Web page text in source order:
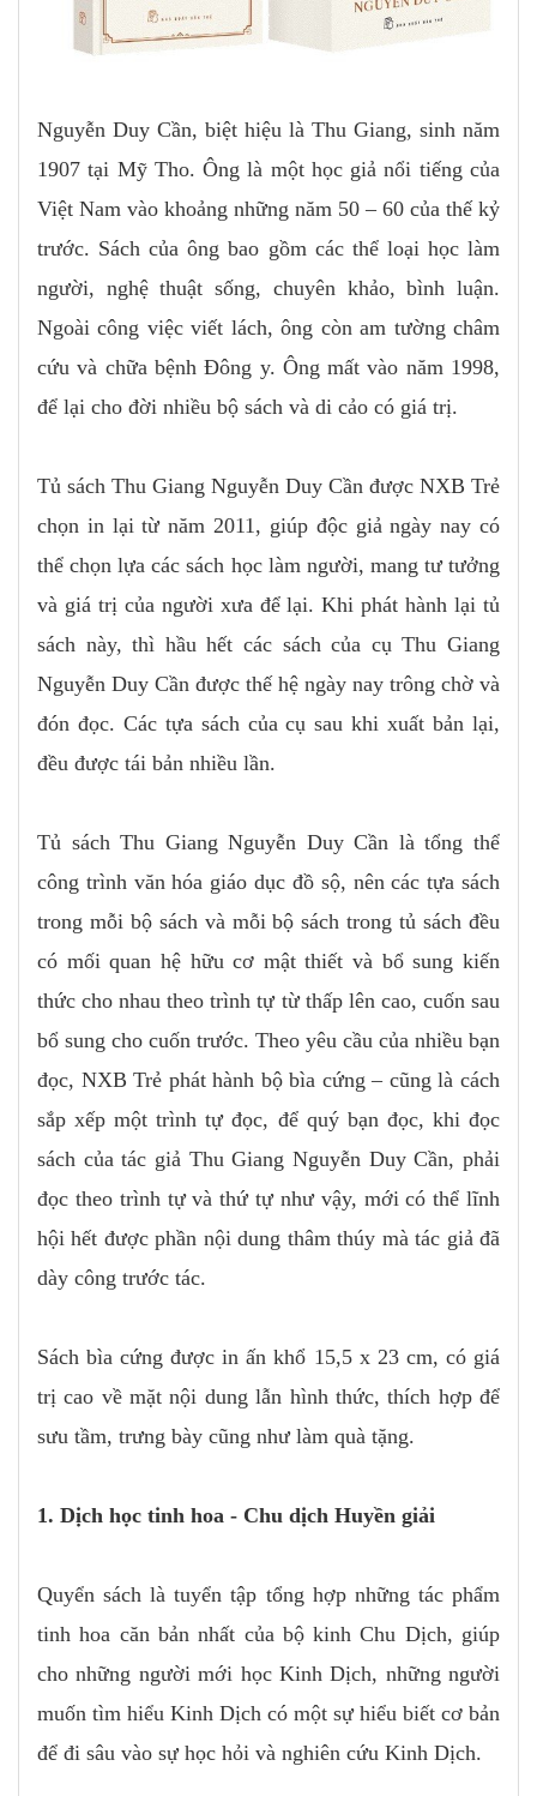
Nguyễn Duy Cần, biệt hiệu là Thu Giang, sinh năm
1907 tại Mỹ Tho. Ông là một học giả nổi tiếng của
Việt Nam vào khoảng những năm 50 – 60 của thế kỷ
trước. Sách của ông bao gồm các thể loại học làm
người, nghệ thuật sống, chuyên khảo, bình luận.
Ngoài công việc viết lách, ông còn am tường châm
cứu và chữa bệnh Đông y. Ông mất vào năm 1998,
để lại cho đời nhiều bộ sách và di cảo có giá trị.
Tủ sách Thu Giang Nguyễn Duy Cần được NXB Trẻ
chọn in lại từ năm 2011, giúp độc giả ngày nay có
thể chọn lựa các sách học làm người, mang tư tưởng
và giá trị của người xưa để lại. Khi phát hành lại tủ
sách này, thì hầu hết các sách của cụ Thu Giang
Nguyễn Duy Cần được thế hệ ngày nay trông chờ và
đón đọc. Các tựa sách của cụ sau khi xuất bản lại,
đều được tái bản nhiều lần.
Tủ sách Thu Giang Nguyễn Duy Cần là tổng thể
công trình văn hóa giáo dục đồ sộ, nên các tựa sách
trong mỗi bộ sách và mỗi bộ sách trong tủ sách đều
có mối quan hệ hữu cơ mật thiết và bổ sung kiến
thức cho nhau theo trình tự từ thấp lên cao, cuốn sau
bổ sung cho cuốn trước. Theo yêu cầu của nhiều bạn
đọc, NXB Trẻ phát hành bộ bìa cứng – cũng là cách
sắp xếp một trình tự đọc, để quý bạn đọc, khi đọc
sách của tác giả Thu Giang Nguyễn Duy Cần, phải
đọc theo trình tự và thứ tự như vậy, mới có thể lĩnh
hội hết được phần nội dung thâm thúy mà tác giả đã
dày công trước tác.
Sách bìa cứng được in ấn khổ 15,5 x 23 cm, có giá
trị cao về mặt nội dung lẫn hình thức, thích hợp để
sưu tầm, trưng bày cũng như làm quà tặng.
1. Dịch học tinh hoa - Chu dịch Huyền giải
Quyển sách là tuyển tập tổng hợp những tác phẩm
tinh hoa căn bản nhất của bộ kinh Chu Dịch, giúp
cho những người mới học Kinh Dịch, những người
muốn tìm hiểu Kinh Dịch có một sự hiểu biết cơ bản
để đi sâu vào sự học hỏi và nghiên cứu Kinh Dịch.